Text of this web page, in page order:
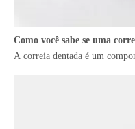
A correia dentada é um